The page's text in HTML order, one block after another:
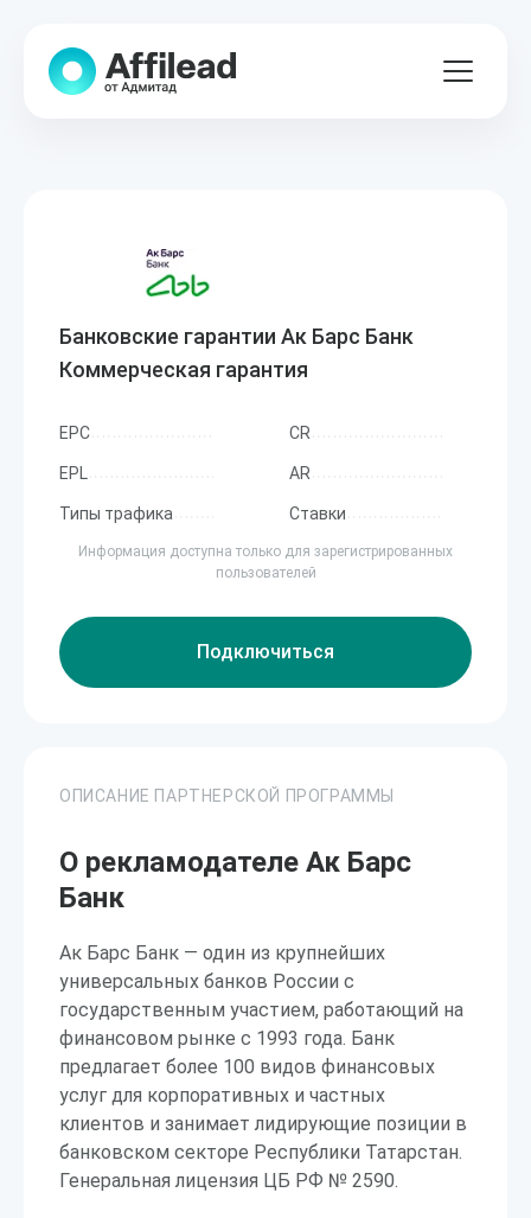
Банковские гарантии Ак Барс Банк
Коммерческая гарантия
EPC CR
EPL AR
Типы трафика Ставки
Информация доступна только для зарегистрированных
пользователей
Подключиться
ОПИСАНИЕ ПАРТНЕРСКОЙ ПРОГРАММЫ
О рекламодателе Ак Барс
Банк
Ак Барс Банк — один из крупнейших
универсальных банков России с
государственным участием, работающий на
финансовом рынке с 1993 года. Банк
предлагает более 100 видов финансовых
услуг для корпоративных и частных
клиентов и занимает лидирующие позиции в
банковском секторе Республики Татарстан.
Генеральная лицензия ЦБ РФ № 2590.